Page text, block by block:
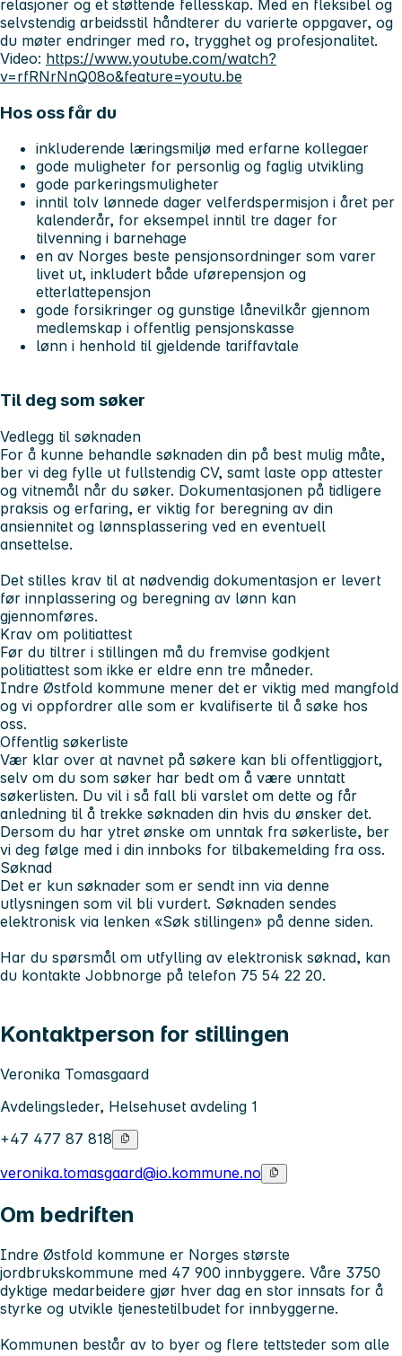
relasjoner og et støttende fellesskap. Med en fleksibel og
selvstendig arbeidsstil håndterer du varierte oppgaver, og
du møter endringer med ro, trygghet og profesjonalitet.
Video: https://www.youtube.com/watch?
v=rfRNrNnQ08o&feature=youtu.be
Hos oss får du
inkluderende læringsmiljø med erfarne kollegaer
gode muligheter for personlig og faglig utvikling
gode parkeringsmuligheter
inntil tolv lønnede dager velferdspermisjon i året per
kalenderår, for eksempel inntil tre dager for
tilvenning i barnehage
en av Norges beste pensjonsordninger som varer
livet ut, inkludert både uførepensjon og
etterlattepensjon
gode forsikringer og gunstige lånevilkår gjennom
medlemskap i offentlig pensjonskasse
lønn i henhold til gjeldende tariffavtale
Til deg som søker
Vedlegg til søknaden
For å kunne behandle søknaden din på best mulig måte,
ber vi deg fylle ut fullstendig CV, samt laste opp attester
og vitnemål når du søker. Dokumentasjonen på tidligere
praksis og erfaring, er viktig for beregning av din
ansiennitet og lønnsplassering ved en eventuell
ansettelse.
Det stilles krav til at nødvendig dokumentasjon er levert
før innplassering og beregning av lønn kan
gjennomføres.
Krav om politiattest
Før du tiltrer i stillingen må du fremvise godkjent
politiattest som ikke er eldre enn tre måneder.
Indre Østfold kommune mener det er viktig med mangfold
og vi oppfordrer alle som er kvalifiserte til å søke hos
oss.
Offentlig søkerliste
Vær klar over at navnet på søkere kan bli offentliggjort,
selv om du som søker har bedt om å være unntatt
søkerlisten. Du vil i så fall bli varslet om dette og får
anledning til å trekke søknaden din hvis du ønsker det.
Dersom du har ytret ønske om unntak fra søkerliste, ber
vi deg følge med i din innboks for tilbakemelding fra oss.
Søknad
Det er kun søknader som er sendt inn via denne
utlysningen som vil bli vurdert. Søknaden sendes
elektronisk via lenken «Søk stillingen» på denne siden.
Har du spørsmål om utfylling av elektronisk søknad, kan
du kontakte Jobbnorge på telefon 75 54 22 20.
Kontaktperson for stillingen
Veronika Tomasgaard
Avdelingsleder, Helsehuset avdeling 1
+47 477 87 818
veronika.tomasgaard@io.kommune.no
Om bedriften
Indre Østfold kommune er Norges største
jordbrukskommune med 47 900 innbyggere. Våre 3750
dyktige medarbeidere gjør hver dag en stor innsats for å
styrke og utvikle tjenestetilbudet for innbyggerne.
Kommunen består av to byer og flere tettsteder som alle